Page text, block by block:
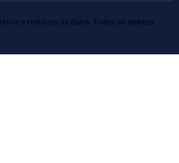
e Histórico da Bahia. Todos os direitos